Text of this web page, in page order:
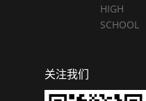
HIGH
SCHOOL
关注我们